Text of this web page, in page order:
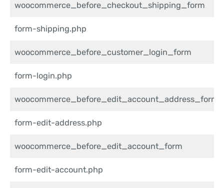
woocommerce_before_checkout_shipping_form
form-shipping.php
woocommerce_before_customer_login_form
form-login.php
woocommerce_before_edit_account_address_form
form-edit-address.php
woocommerce_before_edit_account_form
form-edit-account.php